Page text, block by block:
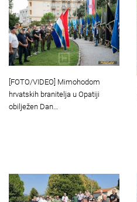
[FOTO/VIDEO] Mimohodom
hrvatskih branitelja u Opatiji
obilježen Dan…